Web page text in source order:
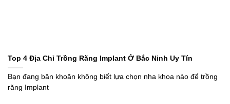
Top 4 Địa Chỉ Trồng Răng Implant Ở Bắc Ninh Uy Tín
Bạn đang băn khoăn không biết lựa chọn nha khoa nào để trồng
răng Implant